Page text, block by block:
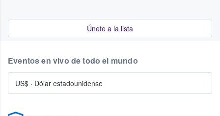
Únete a la lista
Eventos en vivo de todo el mundo
US$ · Dólar estadounidense